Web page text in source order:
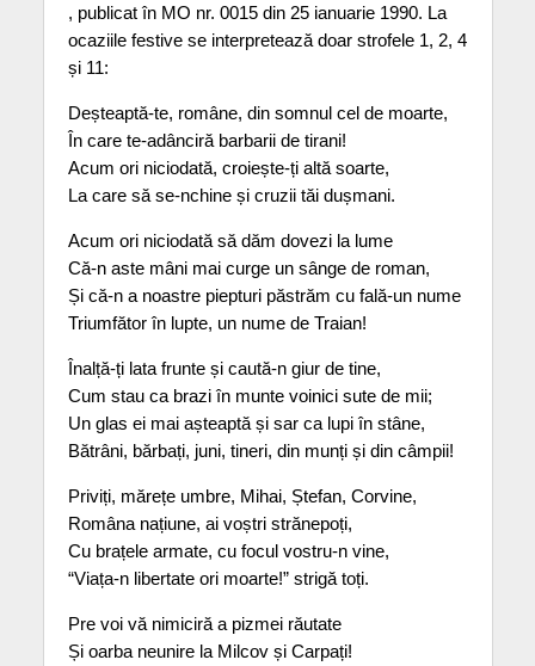
, publicat în MO nr. 0015 din 25 ianuarie 1990. La
ocaziile festive se interpretează doar strofele 1, 2, 4
și 11:
Deșteaptă-te, române, din somnul cel de moarte,
În care te-adânciră barbarii de tirani!
Acum ori niciodată, croiește-ți altă soarte,
La care să se-nchine și cruzii tăi dușmani.
Acum ori niciodată să dăm dovezi la lume
Că-n aste mâni mai curge un sânge de roman,
Și că-n a noastre piepturi păstrăm cu fală-un nume
Triumfător în lupte, un nume de Traian!
Înalță-ți lata frunte și caută-n giur de tine,
Cum stau ca brazi în munte voinici sute de mii;
Un glas ei mai așteaptă și sar ca lupi în stâne,
Bătrâni, bărbați, juni, tineri, din munți și din câmpii!
Priviți, mărețe umbre, Mihai, Ștefan, Corvine,
Româna națiune, ai voștri strănepoți,
Cu brațele armate, cu focul vostru-n vine,
“Viața-n libertate ori moarte!” strigă toți.
Pre voi vă nimiciră a pizmei răutate
Și oarba neunire la Milcov și Carpați!